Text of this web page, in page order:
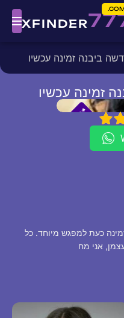
XFINDER
ביבנה זמינה עכשיו
זמינה עכשיו
*
P
*
כעת למפגש מיוחד. כל
אני מח